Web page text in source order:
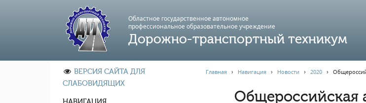
Областное государственное автономное
профессиональноe образовательное учреждение
Дорожно-транспортный техникум
ВЕРСИЯ САЙТА ДЛЯ
СЛАБОВИДЯЩИХ
Главная› Навигация› Новости › 2020›
Общероссийская